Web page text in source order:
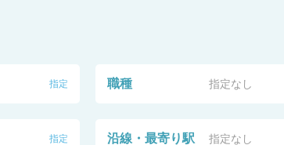
指定 職種 指定なし
指定 沿線・最寄り駅 指定なし